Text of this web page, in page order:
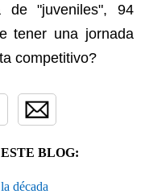
de "juveniles", 94
tener una jornada
competitivo?
BLOG:
década